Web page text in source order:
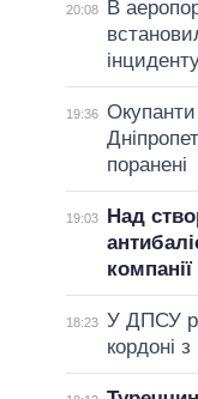
20:08
В
19:36
поранені
19:03
Над
18:23 У ДПСУ
кордоні